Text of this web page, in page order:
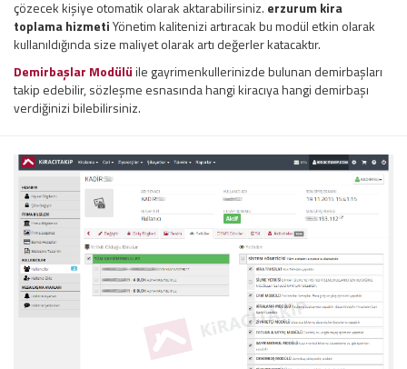
çözecek kişiye otomatik olarak aktarabilirsiniz. erzurum kira
toplama hizmetiYönetim kalitenizi artıracak bu modül etkin olarak
kullanıldığında size maliyet olarak artı değerler katacaktır.
Demirbaşlar Modülüile gayrimenkullerinizde bulunan demirbaşları
takip edebilir, sözleşme esnasında hangi kiracıya hangi demirbaşı
verdiğinizi bilebilirsiniz.